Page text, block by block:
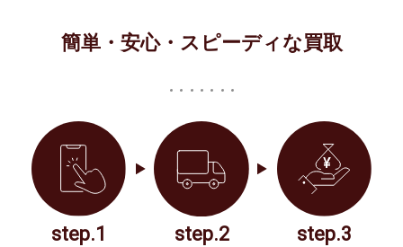
簡単・安心・スピーディな買取
step.1 step.2 step.3